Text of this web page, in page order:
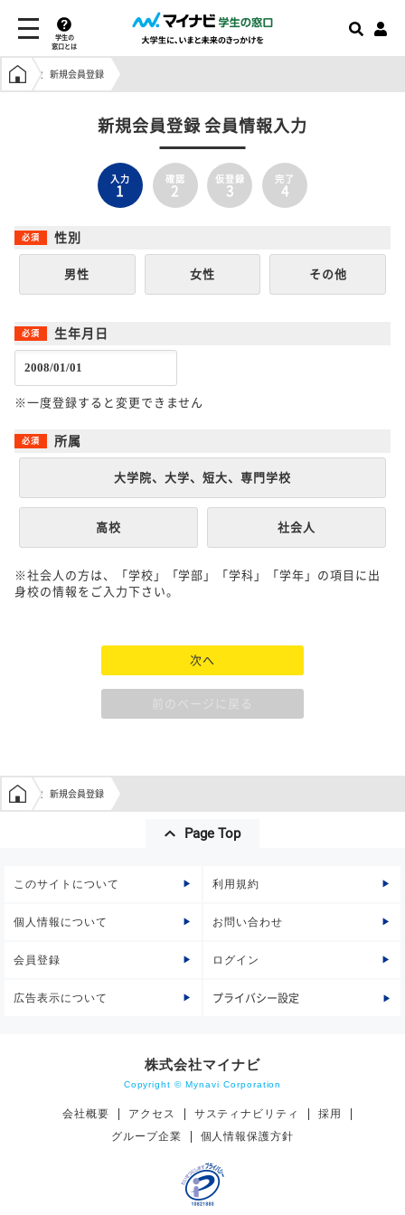
学生の
窓口とは
学生の窓口トップ
新規会員登録
新規会員登録 会員情報入力
入力
1
確認
2
仮登録
3
完了
4
性別
男性 女性 その他
生年月日
※一度登録すると変更できません
所属
大学院、大学、短大、専門学校
高校 社会人
※社会人の方は、「学校」「学部」「学科」「学年」の項目に出
身校の情報をご入力下さい。
次へ
前のページに戻る
学生の窓口トップ
新規会員登録
Page Top
このサイトについて 利用規約
個人情報について お問い合わせ
会員登録 ログイン
広告表示について プライバシー設定
株式会社マイナビ
Copyright © Mynavi Corporation
会社概要 アクセス サスティナビリティ
採用
グループ企業
個人情報保護方針